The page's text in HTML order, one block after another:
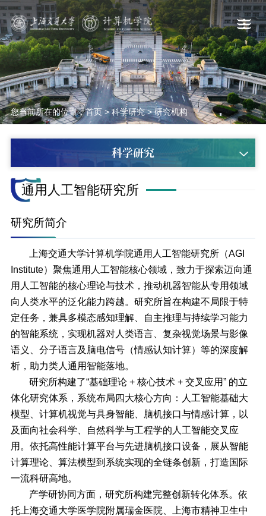
您当前所在的位置：首页>科学研究>研究机构
科学研究
通用人工智能研究所
研究所简介
上海交通大学计算机学院通用人工智能研究所（AGI
Institute）聚焦通用人工智能核心领域，致力于探索迈向通
用人工智能的核心理论与技术，推动机器智能从专用领域
向人类水平的泛化能力跨越。研究所旨在构建不局限于特
定任务，兼具多模态感知理解、自主推理与持续学习能力
的智能系统，实现机器对人类语言、复杂视觉场景与影像
语义、分子语言及脑电信号（情感认知计算）等的深度解
析，助力类人通用智能落地。
研究所构建了“基础理论 + 核心技术 + 交叉应用” 的立
体化研究体系，系统布局四大核心方向：人工智能基础大
模型、计算机视觉与具身智能、脑机接口与情感计算，以
及面向社会科学、自然科学与工程学的人工智能交叉应
用。依托高性能计算平台与先进脑机接口设备，展从智能
计算理论、算法模型到系统实现的全链条创新，打造国际
一流科研高地。
产学研协同方面，研究所构建完整创新转化体系。依
托上海交通大学医学院附属瑞金医院、上海市精神卫生中